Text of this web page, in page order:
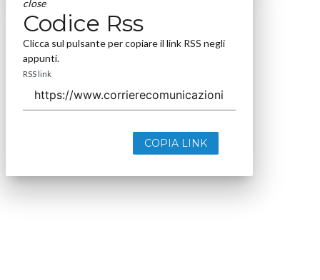
close
Codice Rss
Clicca sul pulsante per copiare il link RSS negli
appunti.
RSS link
COPIA LINK